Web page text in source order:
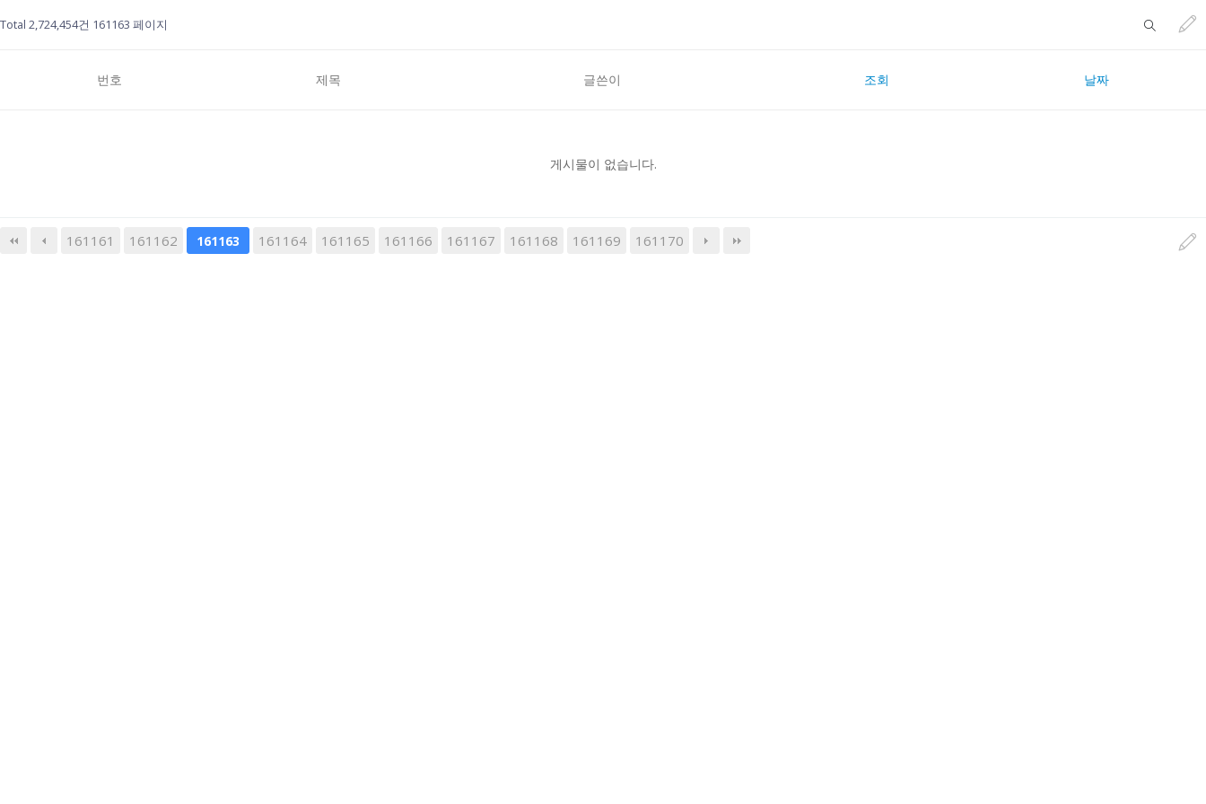
Total 2,724,454건 161163 페이지
번호 제목 글쓴이 조회 날짜
게시물이 없습니다.
161161 161162 161163 161164 161165 161166 161167 161168 161169 161170
다음 맨끝